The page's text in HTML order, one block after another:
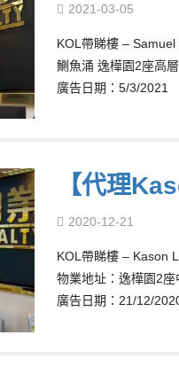
2021-03-05
KOL帶睇樓 –
鰂魚涌 逸樺園2座高
廣告日期：5/3/2021
【代理
2020-12-21
KOL帶睇樓 – Kason
物業地址：逸樺園2座
廣告日期：21/12/